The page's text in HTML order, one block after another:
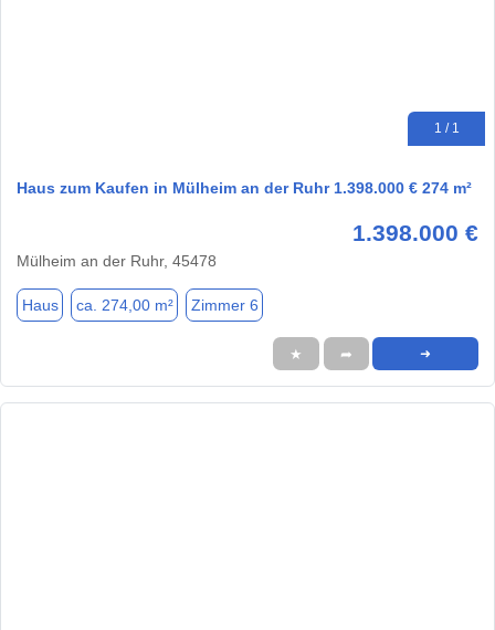
1 / 1
Haus zum Kaufen in Mülheim an der Ruhr 1.398.000 € 274 m²
1.398.000 €
Mülheim an der Ruhr, 45478
Haus ca. 274,00 m² Zimmer 6
★ ➦ ➜